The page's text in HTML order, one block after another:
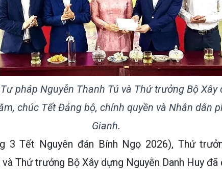
pháp Nguyễn Thanh Tú và Thứ trưởng Bộ Xây
chúc Tết Đảng bộ, chính quyền và Nhân dân
Gianh.
3 Tết Nguyên đán Bính Ngọ 2026), Thứ
và Thứ trưởng Bộ Xây dựng Nguyễn Danh Huy